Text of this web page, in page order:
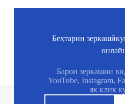
Беҳтарин
Барои зеркашии
YouTube, Instagram,
як клик